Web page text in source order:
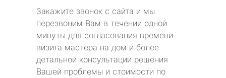
Закажите звонок с сайта и мы
перезвоним Вам в течении одной
минуты для согласования времени
визита мастера на дом и более
детальной консультации решения
Вашей проблемы и стоимости по